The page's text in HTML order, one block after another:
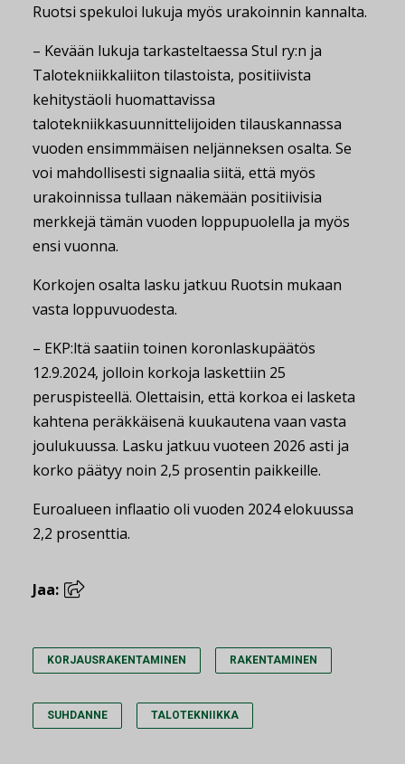
Ruotsi spekuloi lukuja myös urakoinnin kannalta.
– Kevään lukuja tarkasteltaessa Stul ry:n ja
Talotekniikkaliiton tilastoista, positiivista
kehitystäoli huomattavissa
talotekniikkasuunnittelijoiden tilauskannassa
vuoden ensimmmäisen neljänneksen osalta. Se
voi mahdollisesti signaalia siitä, että myös
urakoinnissa tullaan näkemään positiivisia
merkkejä tämän vuoden loppupuolella ja myös
ensi vuonna.
Korkojen osalta lasku jatkuu Ruotsin mukaan
vasta loppuvuodesta.
– EKP:ltä saatiin toinen koronlaskupäätös
12.9.2024, jolloin korkoja laskettiin 25
peruspisteellä. Olettaisin, että korkoa ei lasketa
kahtena peräkkäisenä kuukautena vaan vasta
joulukuussa. Lasku jatkuu vuoteen 2026 asti ja
korko päätyy noin 2,5 prosentin paikkeille.
Euroalueen inflaatio oli vuoden 2024 elokuussa
2,2 prosenttia.
Jaa:
KORJAUSRAKENTAMINEN RAKENTAMINEN
SUHDANNE TALOTEKNIIKKA